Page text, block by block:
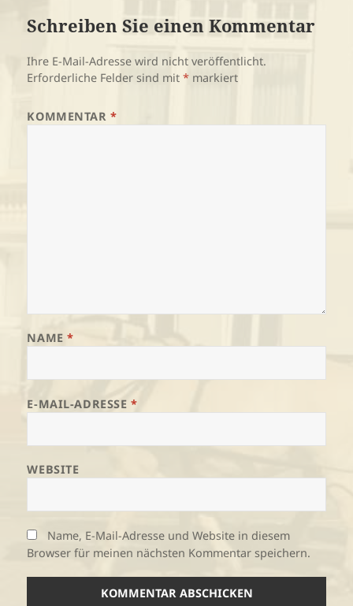
Schreiben Sie einen Kommentar
Ihre E-Mail-Adresse wird nicht veröffentlicht.
Erforderliche Felder sind mit* markiert
KOMMENTAR*
NAME*
E-MAIL-ADRESSE*
WEBSITE
Name, E-Mail-Adresse und Website in diesem
Browser für meinen nächsten Kommentar speichern.